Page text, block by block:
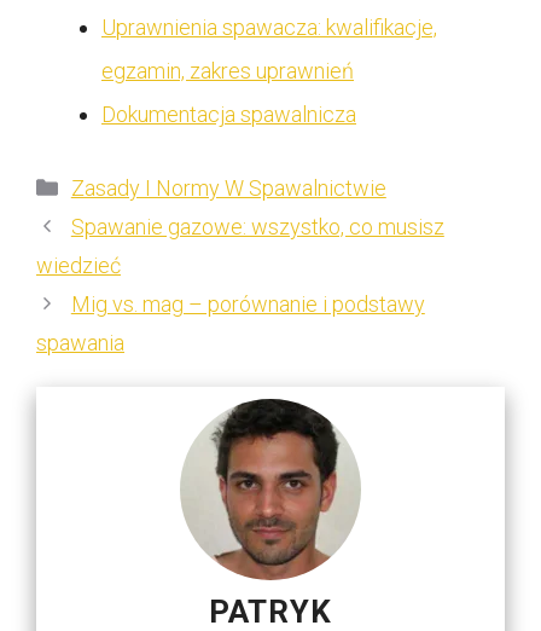
Uprawnienia spawacza: kwalifikacje,
egzamin, zakres uprawnień
Dokumentacja spawalnicza
Kategorie
Zasady I Normy W Spawalnictwie
Spawanie gazowe: wszystko, co musisz
wiedzieć
Mig vs. mag – porównanie i podstawy
spawania
PATRYK